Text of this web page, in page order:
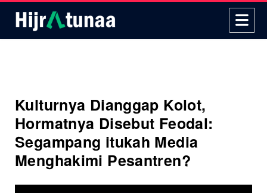
Kulturnya Dianggap Kolot,
Hormatnya Disebut Feodal:
Segampang itukah Media
Menghakimi Pesantren?